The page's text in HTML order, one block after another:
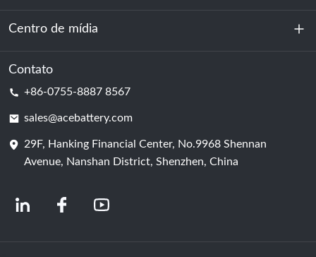
Sustentabilidade
Armazenamento de energia
Centro de dados e sala de servidores
Célula de bateria
Centro de mídia
Notícias
Contato
+86-0755-8887 8567
sales@acebattery.com
29F, Hanking Financial Center, No.9968 Shennan
Avenue, Nanshan District, Shenzhen, China